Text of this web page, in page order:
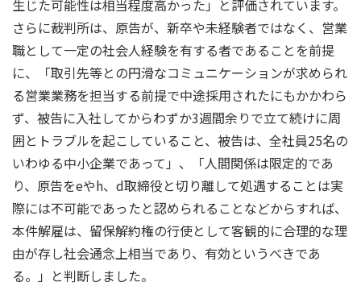
生じた可能性は相当程度高かった」と評価されています。
さらに裁判所は、原告が、新卒や未経験者ではなく、営業
職として一定の社会人経験を有する者であることを前提
に、「取引先等との円滑なコミュニケーションが求められ
る営業業務を担当する前提で中途採用されたにもかかわら
ず、被告に入社してからわずか3週間余りで立て続けに周
囲とトラブルを起こしていること、被告は、全社員25名の
いわゆる中小企業であって」、「人間関係は限定的であ
り、原告をeやh、d取締役と切り離して処遇することは実
際には不可能であったと認められることなどからすれば、
本件解雇は、留保解約権の行使として客観的に合理的な理
由が存し社会通念上相当であり、有効というべきであ
る。」と判断しました。